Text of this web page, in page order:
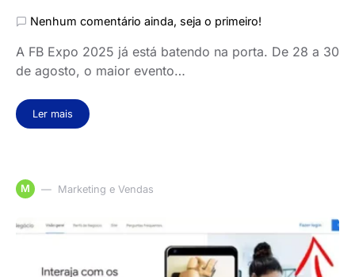
Nenhum comentário ainda, seja o primeiro!
A FB Expo 2025 já está batendo na porta. De 28 a 30
de agosto, o maior evento…
Ler mais
M Marketing e Vendas